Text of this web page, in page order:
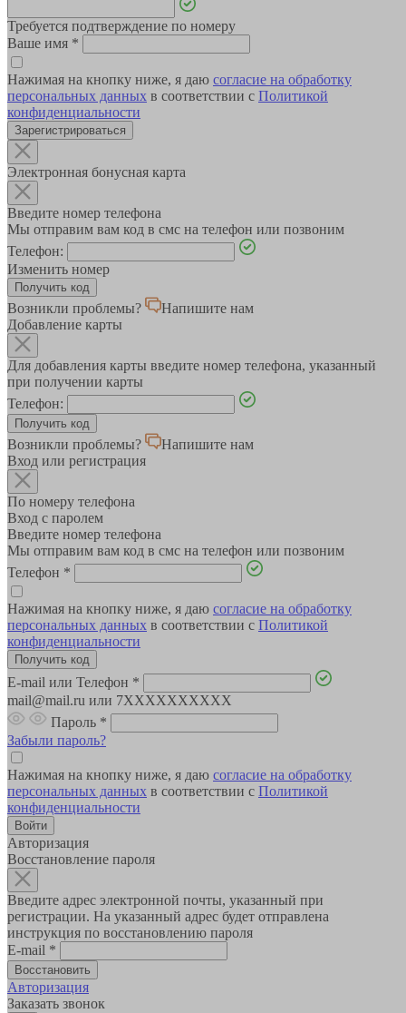
Требуется подтверждение по номеру
Ваше имя *
Нажимая на кнопку ниже, я даю согласие на обработку
персональных данных в соответствии с Политикой
конфиденциальности
Зарегистрироваться
Электронная бонусная карта
Введите номер телефона
Мы отправим вам код в смс на телефон или позвоним
Телефон:
Изменить номер
Возникли проблемы?
Напишите нам
Добавление карты
Для добавления карты введите номер телефона, указанный
при получении карты
Телефон:
Возникли проблемы?
Напишите нам
Вход или регистрация
По номеру телефона
Вход с паролем
Введите номер телефона
Мы отправим вам код в смс на телефон или позвоним
Телефон *
Нажимая на кнопку ниже, я даю согласие на обработку
персональных данных в соответствии с Политикой
конфиденциальности
E-mail или Телефон *
mail@mail.ru или 7XXXXXXXXXX
Пароль *
Забыли пароль?
Нажимая на кнопку ниже, я даю согласие на обработку
персональных данных в соответствии с Политикой
конфиденциальности
Авторизация
Восстановление пароля
Введите адрес электронной почты, указанный при
регистрации. На указанный адрес будет отправлена
инструкция по восстановлению пароля
E-mail *
Авторизация
Заказать звонок